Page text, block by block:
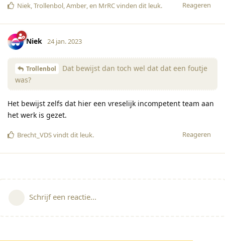
Reageren
Niek,Trollenbol,Amber, en MrRCvinden dit leuk.
Niek 24 jan. 2023
Trollenbol
Dat bewijst dan toch wel dat dat een foutje
was?
Het bewijst zelfs dat hier een vreselijk incompetent team aan
het werk is gezet.
Reageren
Brecht_VDSvindt dit leuk.
Schrijf een reactie...